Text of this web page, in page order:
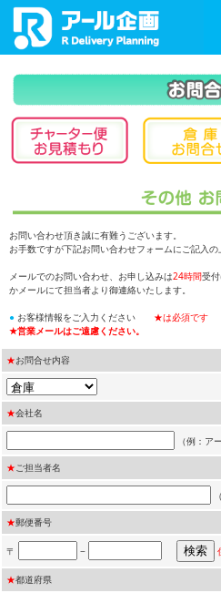
お問い合わせ頂き誠に有難うございます。
お手数ですが下記お問い合わせフォームにご記入の
メールでのお問い合わせ、お申し込みは24時間受
かメールにて担当者より御連絡いたします。
● お客様情報をご入力ください ★は必須です
★営業メールはご遠慮ください。
★お問合せ内容
★会社名
（例：ア
★ご担当者名
★郵便番号
〒 −
★都道府県